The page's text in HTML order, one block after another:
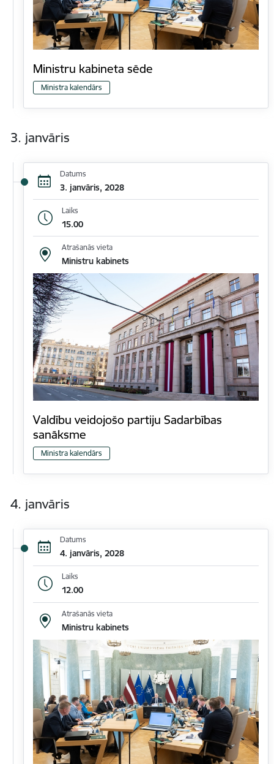
Ministru kabineta sēde
Ministra kalendārs
3. janvāris
Datums
3. janvāris, 2028
Laiks
15.00
Atrašanās vieta
Ministru kabinets
Valdību veidojošo partiju Sadarbības
sanāksme
Ministra kalendārs
4. janvāris
Datums
4. janvāris, 2028
Laiks
12.00
Atrašanās vieta
Ministru kabinets